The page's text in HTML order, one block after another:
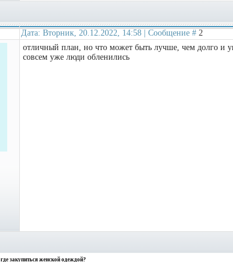
Дата: Вторник, 20.12.2022, 14:58 | Сообщение # 2
отличный план, но что может быть лучше, чем долго и
совсем уже люди обленились
где закупиться женской одеждой?